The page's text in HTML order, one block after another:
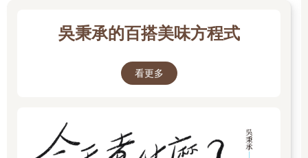
吳秉承的百搭美味方程式
看更多